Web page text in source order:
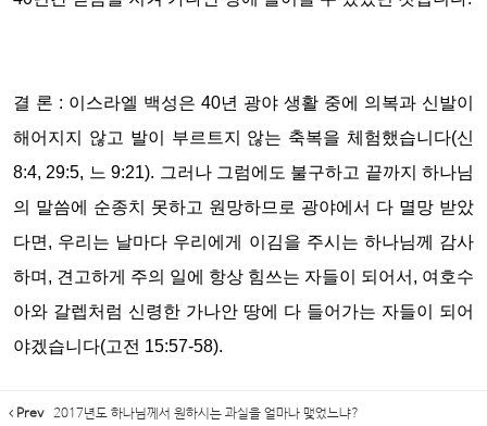
결 론 : 이스라엘 백성은 40년 광야 생활 중에 의복과 신발이
해어지지 않고 발이 부르트지 않는 축복을 체험했습니다(신
8:4, 29:5, 느 9:21). 그러나 그럼에도 불구하고 끝까지 하나님
의 말씀에 순종치 못하고 원망하므로 광야에서 다 멸망 받았
다면, 우리는 날마다 우리에게 이김을 주시는 하나님께 감사
하며, 견고하게 주의 일에 항상 힘쓰는 자들이 되어서, 여호수
아와 갈렙처럼 신령한 가나안 땅에 다 들어가는 자들이 되어
야겠습니다(고전 15:57-58).
Prev 2017년도 하나님께서 원하시는 과실을 얼마나 맺었느냐?